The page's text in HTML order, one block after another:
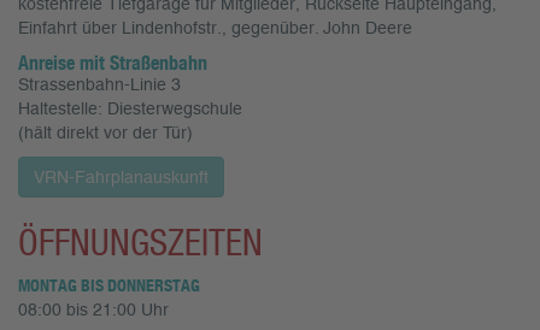
Einfahrt über Lindenhofstr., gegenüber. John Deere
Anreise mit Straßenbahn
Strassenbahn-Linie 3
Haltestelle: Diesterwegschule
(hält direkt vor der Tür)
VRN-Fahrplanauskunft
ÖFFNUNGSZEITEN
MONTAG BIS DONNERSTAG
08:00 bis 21:00 Uhr